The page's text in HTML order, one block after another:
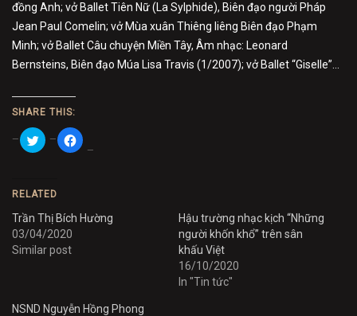
đồng Anh; vở Ballet Tiên Nữ (La Sylphide), Biên đạo người Pháp
Jean Paul Comelin; vở Mùa xuân Thiêng liêng Biên đạo Phạm
Minh; vở Ballet Câu chuyện Miền Tây, Âm nhạc: Leonard
Bernsteins, Biên đạo Múa Lisa Travis (1/2007); vở Ballet “Giselle”…
SHARE THIS:
Click
to
share
in
window)
Click
to
window)
RELATED
Trần Thị Bích Hường
03/04/2020
Similar post
Hậu trường nhạc kịch “Những
người khốn khổ” trên sân
khấu Việt
16/10/2020
In "Tin tức"
NSND Nguyễn Hồng Phong